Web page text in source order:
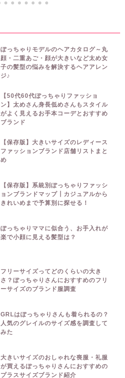
ぽっちゃりモデルのヘアカタログ～丸
顔・二重あご・顔が大きいなど太め女
子の髪型の悩みを解決するヘアアレン
ジ♪
【50代60代ぽっちゃりファッショ
ン】太めさん身長低めさんもスタイル
がよく見えるお手本コーデとおすすめ
ブランド
【保存版】大きいサイズのレディース
ファッションブランド店舗リストまと
め
【保存版】系統別ぽっちゃりファッシ
ョンブランドマップ┃カジュアルから
きれいめまで予算別に探せる！
ぽっちゃりママに似合う、お手入れが
楽で小顔に見える髪型は？
フリーサイズってどのくらいの大き
さ？ぽっちゃりさんにおすすめのフリ
ーサイズのブランド服調査
GRLはぽっちゃりさんも着られるの？
人気のグレイルのサイズ感を調査して
みた
大きいサイズのおしゃれな喪服・礼服
が買えるぽっちゃりさんにおすすめの
プラスサイズブランド紹介